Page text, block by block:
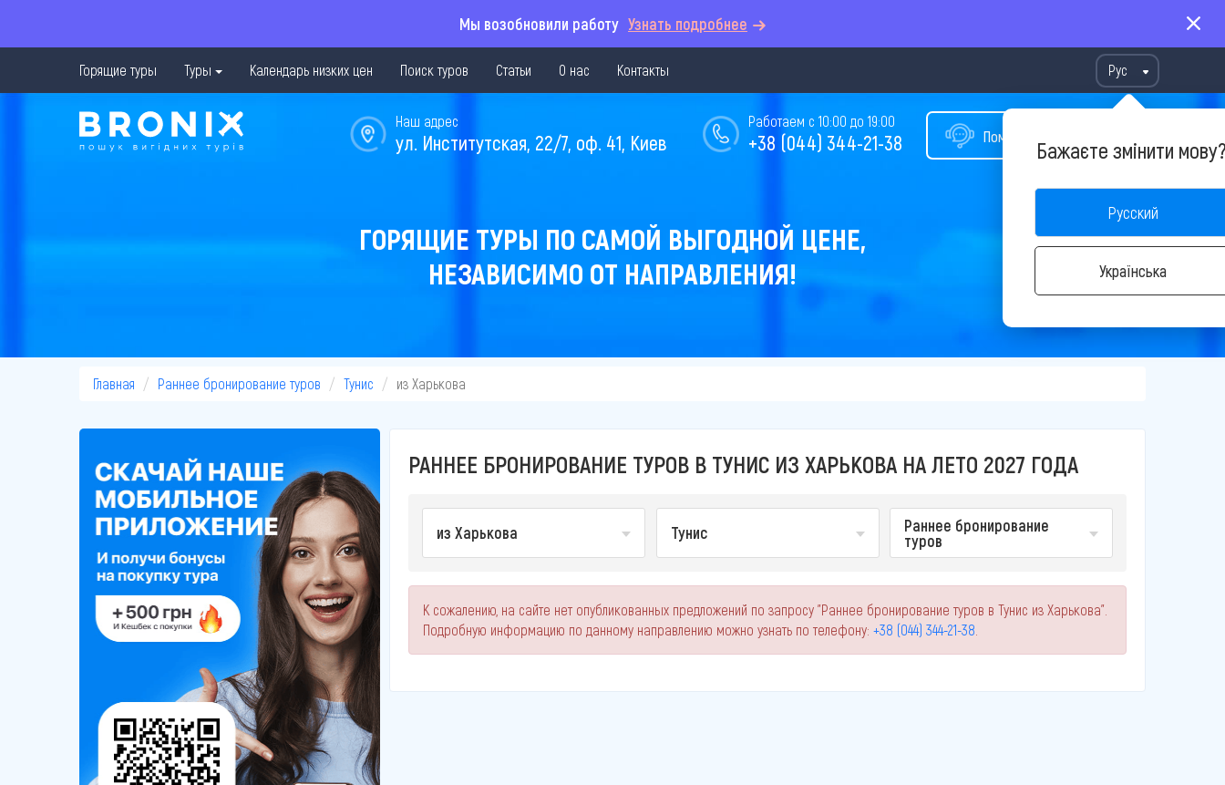
Мы возобновили работу Узнать подробнее
Горящие туры Туры Календарь низких цен Поиск туров Статьи О нас Контакты Рус
Бажаєте змінити
Русский
Українська
Помощь в подборе тура
Работаем с 10:00 до 19:00
+38 (044) 344-21-38
Наш адрес
ул. Институтская, 22/7, оф. 41, Киев
ГОРЯЩИЕ ТУРЫ ПО САМОЙ ВЫГОДНОЙ ЦЕНЕ,
НЕЗАВИСИМО ОТ НАПРАВЛЕНИЯ!
Главная Раннее бронирование туров Тунис из Харькова
РАННЕЕ БРОНИРОВАНИЕ ТУРОВ В ТУНИС ИЗ ХАРЬКОВА НА ЛЕТО 2027 ГОДА
из Харькова Тунис Раннее бронирование
туров
К сожалению, на сайте нет опубликованных предложений по запросу "Раннее бронирование туров в Тунис из Харькова".
Подробную информацию по данному направлению можно узнать по телефону: +38 (044) 344-21-38